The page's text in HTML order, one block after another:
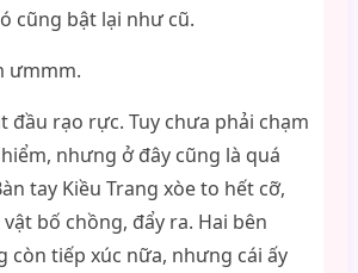
cũng bật lại như cũ.
ưmmm.
đầu rạo rực. Tuy chưa phải chạm
nhưng ở đây cũng là quá
tay Kiều Trang xòe to hết cỡ,
bố chồng, đẩy ra. Hai bên
còn tiếp xúc nữa, nhưng cái ấy